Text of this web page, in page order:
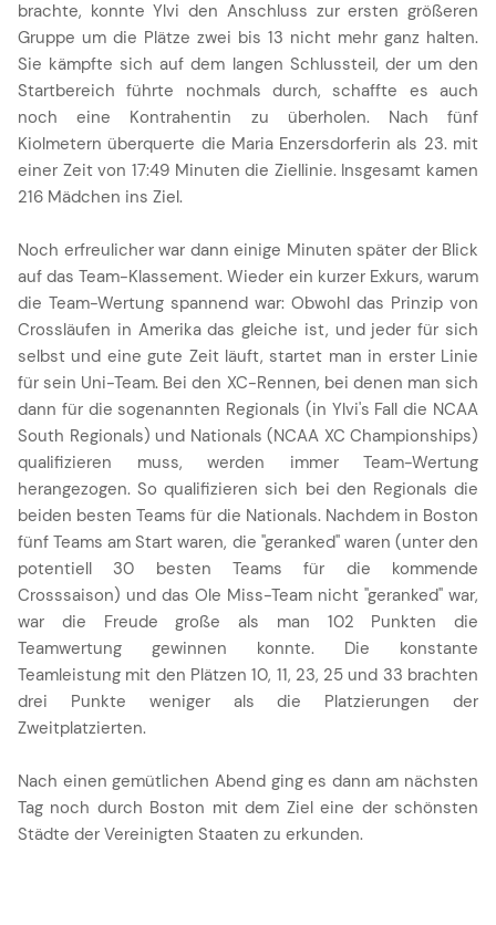
brachte, konnte Ylvi den Anschluss zur ersten größeren
Gruppe um die Plätze zwei bis 13 nicht mehr ganz halten.
Sie kämpfte sich auf dem langen Schlussteil, der um den
Startbereich führte nochmals durch, schaffte es auch
noch eine Kontrahentin zu überholen. Nach fünf
Kiolmetern überquerte die Maria Enzersdorferin als 23. mit
einer Zeit von 17:49 Minuten die Ziellinie. Insgesamt kamen
216 Mädchen ins Ziel.
Noch erfreulicher war dann einige Minuten später der Blick
auf das Team-Klassement. Wieder ein kurzer Exkurs, warum
die Team-Wertung spannend war: Obwohl das Prinzip von
Crossläufen in Amerika das gleiche ist, und jeder für sich
selbst und eine gute Zeit läuft, startet man in erster Linie
für sein Uni-Team. Bei den XC-Rennen, bei denen man sich
dann für die sogenannten Regionals (in Ylvi's Fall die NCAA
South Regionals) und Nationals (NCAA XC Championships)
qualifizieren muss, werden immer Team-Wertung
herangezogen. So qualifizieren sich bei den Regionals die
beiden besten Teams für die Nationals. Nachdem in Boston
fünf Teams am Start waren, die "geranked" waren (unter den
potentiell 30 besten Teams für die kommende
Crosssaison) und das Ole Miss-Team nicht "geranked" war,
war die Freude große als man 102 Punkten die
Teamwertung gewinnen konnte. Die konstante
Teamleistung mit den Plätzen 10, 11, 23, 25 und 33 brachten
drei Punkte weniger als die Platzierungen der
Zweitplatzierten.
Nach einen gemütlichen Abend ging es dann am nächsten
Tag noch durch Boston mit dem Ziel eine der schönsten
Städte der Vereinigten Staaten zu erkunden.